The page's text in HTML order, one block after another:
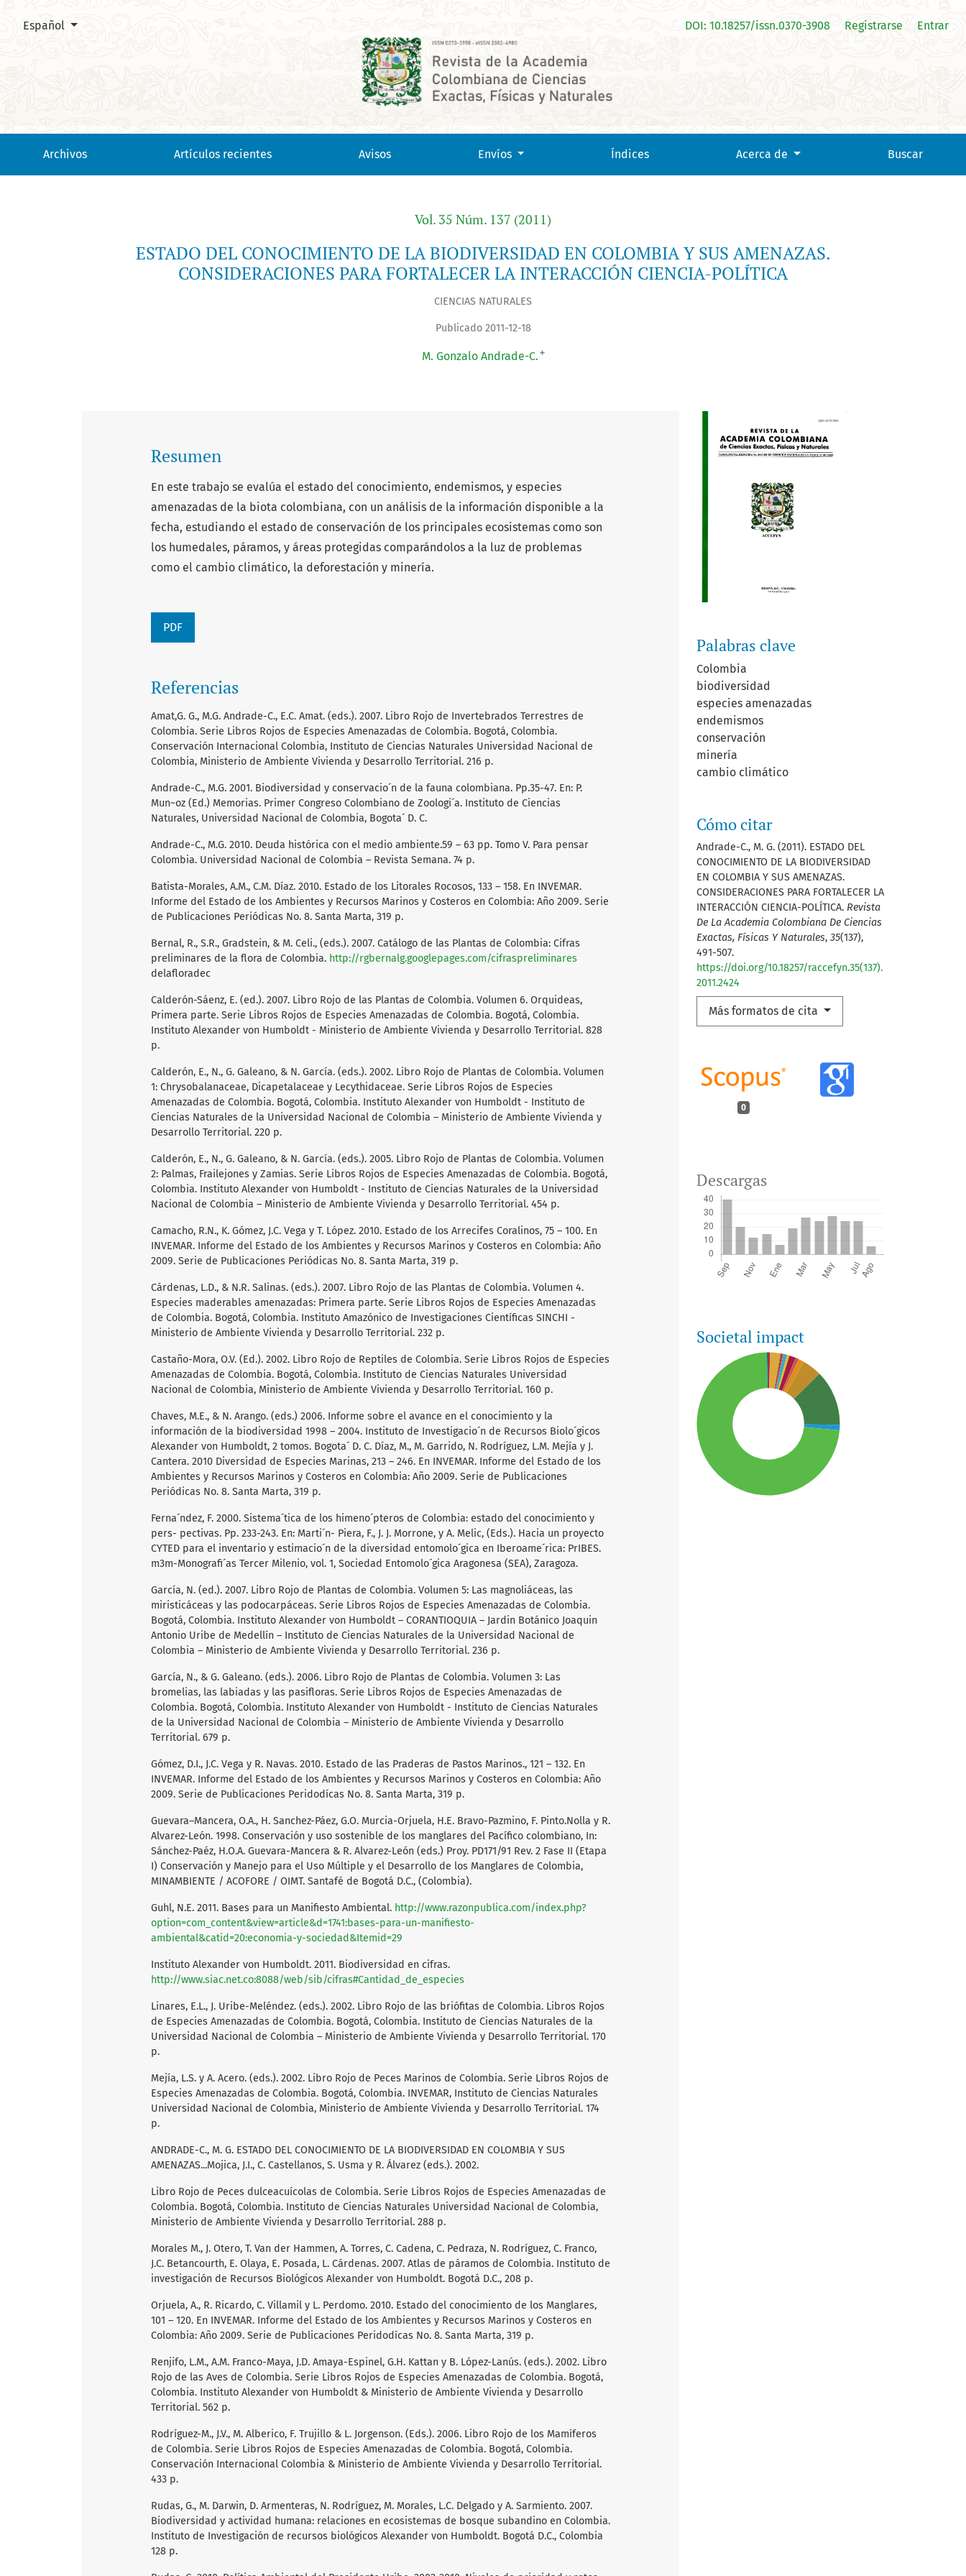
ESTADO DEL CONOCIMIENTO DE LA BIODIVERSIDAD EN COLOMBIA Y SUS AMENAZAS. CONSIDERACIONES PARA FORTALECER LA INTERACCIÓN CIENCIA-POLÍTICA
Archivos Artículos recientes Avisos Envíos Índices Acerca de Buscar
DOI: 10.18257/issn.0370-3908 Registrarse Entrar
Cambiar el idioma. El actual es:
Español
Vol. 35 Núm. 137 (2011)
ESTADO DEL CONOCIMIENTO DE LA BIODIVERSIDAD EN COLOMBIA Y SUS AMENAZAS.
CONSIDERACIONES PARA FORTALECER LA INTERACCIÓN CIENCIA-POLÍTICA
CIENCIAS NATURALES
Publicado 2011-12-18
M. Gonzalo Andrade-C. +
Palabras clave
Colombia
biodiversidad
especies amenazadas
endemismos
conservación
minería
cambio climático
Cómo citar
Andrade-C., M. G. (2011). ESTADO DEL
CONOCIMIENTO DE LA BIODIVERSIDAD
EN COLOMBIA Y SUS AMENAZAS.
CONSIDERACIONES PARA FORTALECER LA
INTERACCIÓN CIENCIA-POLÍTICA. Revista
De La Academia Colombiana De Ciencias
Exactas, Físicas Y Naturales, 35(137),
491-507.
https://doi.org/10.18257/raccefyn.35(137).
2011.2424
Más formatos de cita
0
Descargas
Societal impact
Resumen
En este trabajo se evalúa el estado del conocimiento, endemismos, y especies
amenazadas de la biota colombiana, con un análisis de la información disponible a la
fecha, estudiando el estado de conservación de los principales ecosistemas como son
los humedales, páramos, y áreas protegidas comparándolos a la luz de problemas
como el cambio climático, la deforestación y minería.
PDF
Referencias
Amat,G. G., M.G. Andrade-C., E.C. Amat. (eds.). 2007. Libro Rojo de Invertebrados Terrestres de
Colombia. Serie Libros Rojos de Especies Amenazadas de Colombia. Bogotá, Colombia.
Conservación Internacional Colombia, Instituto de Ciencias Naturales Universidad Nacional de
Colombia, Ministerio de Ambiente Vivienda y Desarrollo Territorial. 216 p.
Andrade-C., M.G. 2001. Biodiversidad y conservacio´n de la fauna colombiana. Pp.35-47. En: P.
Mun~oz (Ed.) Memorias. Primer Congreso Colombiano de Zoologi´a. Instituto de Ciencias
Naturales, Universidad Nacional de Colombia, Bogota´ D. C.
Andrade-C., M.G. 2010. Deuda histórica con el medio ambiente.59 – 63 pp. Tomo V. Para pensar
Colombia. Universidad Nacional de Colombia – Revista Semana. 74 p.
Batista-Morales, A.M., C.M. Díaz. 2010. Estado de los Litorales Rocosos, 133 – 158. En INVEMAR.
Informe del Estado de los Ambientes y Recursos Marinos y Costeros en Colombia: Año 2009. Serie
de Publicaciones Periódicas No. 8. Santa Marta, 319 p.
Bernal, R., S.R., Gradstein, & M. Celi., (eds.). 2007. Catálogo de las Plantas de Colombia: Cifras
preliminares de la flora de Colombia. http://rgbernalg.googlepages.com/cifraspreliminares
delafloradec
Calderón-Sáenz, E. (ed.). 2007. Libro Rojo de las Plantas de Colombia. Volumen 6. Orquideas,
Primera parte. Serie Libros Rojos de Especies Amenazadas de Colombia. Bogotá, Colombia.
Instituto Alexander von Humboldt - Ministerio de Ambiente Vivienda y Desarrollo Territorial. 828
p.
Calderón, E., N., G. Galeano, & N. García. (eds.). 2002. Libro Rojo de Plantas de Colombia. Volumen
1: Chrysobalanaceae, Dicapetalaceae y Lecythidaceae. Serie Libros Rojos de Especies
Amenazadas de Colombia. Bogotá, Colombia. Instituto Alexander von Humboldt - Instituto de
Ciencias Naturales de la Universidad Nacional de Colombia – Ministerio de Ambiente Vivienda y
Desarrollo Territorial. 220 p.
Calderón, E., N., G. Galeano, & N. García. (eds.). 2005. Libro Rojo de Plantas de Colombia. Volumen
2: Palmas, Frailejones y Zamias. Serie Libros Rojos de Especies Amenazadas de Colombia. Bogotá,
Colombia. Instituto Alexander von Humboldt - Instituto de Ciencias Naturales de la Universidad
Nacional de Colombia – Ministerio de Ambiente Vivienda y Desarrollo Territorial. 454 p.
Camacho, R.N., K. Gómez, J.C. Vega y T. López. 2010. Estado de los Arrecifes Coralinos, 75 – 100. En
INVEMAR. Informe del Estado de los Ambientes y Recursos Marinos y Costeros en Colombia: Año
2009. Serie de Publicaciones Periódicas No. 8. Santa Marta, 319 p.
Cárdenas, L.D., & N.R. Salinas. (eds.). 2007. Libro Rojo de las Plantas de Colombia. Volumen 4.
Especies maderables amenazadas: Primera parte. Serie Libros Rojos de Especies Amenazadas
de Colombia. Bogotá, Colombia. Instituto Amazónico de Investigaciones Científicas SINCHI -
Ministerio de Ambiente Vivienda y Desarrollo Territorial. 232 p.
Castaño-Mora, O.V. (Ed.). 2002. Libro Rojo de Reptiles de Colombia. Serie Libros Rojos de Especies
Amenazadas de Colombia. Bogotá, Colombia. Instituto de Ciencias Naturales Universidad
Nacional de Colombia, Ministerio de Ambiente Vivienda y Desarrollo Territorial. 160 p.
Chaves, M.E., & N. Arango. (eds.) 2006. Informe sobre el avance en el conocimiento y la
información de la biodiversidad 1998 – 2004. Instituto de Investigacio´n de Recursos Biolo´gicos
Alexander von Humboldt, 2 tomos. Bogota´ D. C. Díaz, M., M. Garrido, N. Rodríguez, L.M. Mejía y J.
Cantera. 2010 Diversidad de Especies Marinas, 213 – 246. En INVEMAR. Informe del Estado de los
Ambientes y Recursos Marinos y Costeros en Colombia: Año 2009. Serie de Publicaciones
Periódicas No. 8. Santa Marta, 319 p.
Ferna´ndez, F. 2000. Sistema´tica de los himeno´pteros de Colombia: estado del conocimiento y
pers- pectivas. Pp. 233-243. En: Marti´n- Piera, F., J. J. Morrone, y A. Melic, (Eds.). Hacia un proyecto
CYTED para el inventario y estimacio´n de la diversidad entomolo´gica en Iberoame´rica: PrIBES.
m3m-Monografi´as Tercer Milenio, vol. 1, Sociedad Entomolo´gica Aragonesa (SEA), Zaragoza.
García, N. (ed.). 2007. Libro Rojo de Plantas de Colombia. Volumen 5: Las magnoliáceas, las
miristicáceas y las podocarpáceas. Serie Libros Rojos de Especies Amenazadas de Colombia.
Bogotá, Colombia. Instituto Alexander von Humboldt – CORANTIOQUIA – Jardin Botánico Joaquin
Antonio Uribe de Medellín – Instituto de Ciencias Naturales de la Universidad Nacional de
Colombia – Ministerio de Ambiente Vivienda y Desarrollo Territorial. 236 p.
García, N., & G. Galeano. (eds.). 2006. Libro Rojo de Plantas de Colombia. Volumen 3: Las
bromelias, las labiadas y las pasifloras. Serie Libros Rojos de Especies Amenazadas de
Colombia. Bogotá, Colombia. Instituto Alexander von Humboldt - Instituto de Ciencias Naturales
de la Universidad Nacional de Colombia – Ministerio de Ambiente Vivienda y Desarrollo
Territorial. 679 p.
Gómez, D.I., J.C. Vega y R. Navas. 2010. Estado de las Praderas de Pastos Marinos., 121 – 132. En
INVEMAR. Informe del Estado de los Ambientes y Recursos Marinos y Costeros en Colombia: Año
2009. Serie de Publicaciones Peridodícas No. 8. Santa Marta, 319 p.
Guevara–Mancera, O.A., H. Sanchez-Páez, G.O. Murcia-Orjuela, H.E. Bravo-Pazmino, F. Pinto.Nolla y R.
Alvarez-León. 1998. Conservación y uso sostenible de los manglares del Pacífico colombiano, In:
Sánchez-Paéz, H.O.A. Guevara-Mancera & R. Alvarez-León (eds.) Proy. PD171/91 Rev. 2 Fase II (Etapa
I) Conservación y Manejo para el Uso Múltiple y el Desarrollo de los Manglares de Colombia,
MINAMBIENTE / ACOFORE / OIMT. Santafé de Bogotá D.C., (Colombia).
Guhl, N.E. 2011. Bases para un Manifiesto Ambiental. http://www.razonpublica.com/index.php?
option=com_content&view=article&d=1741:bases-para-un-manifiesto-
ambiental&catid=20:economia-y-sociedad&Itemid=29
Instituto Alexander von Humboldt. 2011. Biodiversidad en cifras.
http://www.siac.net.co:8088/web/sib/cifras#Cantidad_de_especies
Linares, E.L., J. Uribe-Meléndez. (eds.). 2002. Libro Rojo de las briófitas de Colombia. Libros Rojos
de Especies Amenazadas de Colombia. Bogotá, Colombia. Instituto de Ciencias Naturales de la
Universidad Nacional de Colombia – Ministerio de Ambiente Vivienda y Desarrollo Territorial. 170
p.
Mejía, L.S. y A. Acero. (eds.). 2002. Libro Rojo de Peces Marinos de Colombia. Serie Libros Rojos de
Especies Amenazadas de Colombia. Bogotá, Colombia. INVEMAR, Instituto de Ciencias Naturales
Universidad Nacional de Colombia, Ministerio de Ambiente Vivienda y Desarrollo Territorial. 174
p.
ANDRADE-C., M. G. ESTADO DEL CONOCIMIENTO DE LA BIODIVERSIDAD EN COLOMBIA Y SUS
AMENAZAS...Mojica, J.I., C. Castellanos, S. Usma y R. Álvarez (eds.). 2002.
Libro Rojo de Peces dulceacuícolas de Colombia. Serie Libros Rojos de Especies Amenazadas de
Colombia. Bogotá, Colombia. Instituto de Ciencias Naturales Universidad Nacional de Colombia,
Ministerio de Ambiente Vivienda y Desarrollo Territorial. 288 p.
Morales M., J. Otero, T. Van der Hammen, A. Torres, C. Cadena, C. Pedraza, N. Rodríguez, C. Franco,
J.C. Betancourth, E. Olaya, E. Posada, L. Cárdenas. 2007. Atlas de páramos de Colombia. Instituto de
investigación de Recursos Biológicos Alexander von Humboldt. Bogotá D.C., 208 p.
Orjuela, A., R. Ricardo, C. Villamil y L. Perdomo. 2010. Estado del conocimiento de los Manglares,
101 – 120. En INVEMAR. Informe del Estado de los Ambientes y Recursos Marinos y Costeros en
Colombia: Año 2009. Serie de Publicaciones Peridodícas No. 8. Santa Marta, 319 p.
Renjifo, L.M., A.M. Franco-Maya, J.D. Amaya-Espinel, G.H. Kattan y B. López-Lanús. (eds.). 2002. Libro
Rojo de las Aves de Colombia. Serie Libros Rojos de Especies Amenazadas de Colombia. Bogotá,
Colombia. Instituto Alexander von Humboldt & Ministerio de Ambiente Vivienda y Desarrollo
Territorial. 562 p.
Rodríguez-M., J.V., M. Alberico, F. Trujillo & L. Jorgenson. (Eds.). 2006. Libro Rojo de los Mamíferos
de Colombia. Serie Libros Rojos de Especies Amenazadas de Colombia. Bogotá, Colombia.
Conservación Internacional Colombia & Ministerio de Ambiente Vivienda y Desarrollo Territorial.
433 p.
Rudas, G., M. Darwin, D. Armenteras, N. Rodríguez, M. Morales, L.C. Delgado y A. Sarmiento. 2007.
Biodiversidad y actividad humana: relaciones en ecosistemas de bosque subandino en Colombia.
Instituto de Investigación de recursos biológicos Alexander von Humboldt. Bogotá D.C., Colombia
128 p.